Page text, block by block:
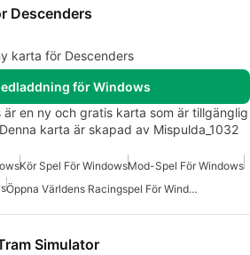
Descenders
karta för Descenders
för Windows
är en ny och gratis karta som är tillgänglig
karta är skapad av Mispulda_1032
Kör Spel För WindowsMod-Spel För Windows
Öppna Världens Racingspel För Windows
Simulator